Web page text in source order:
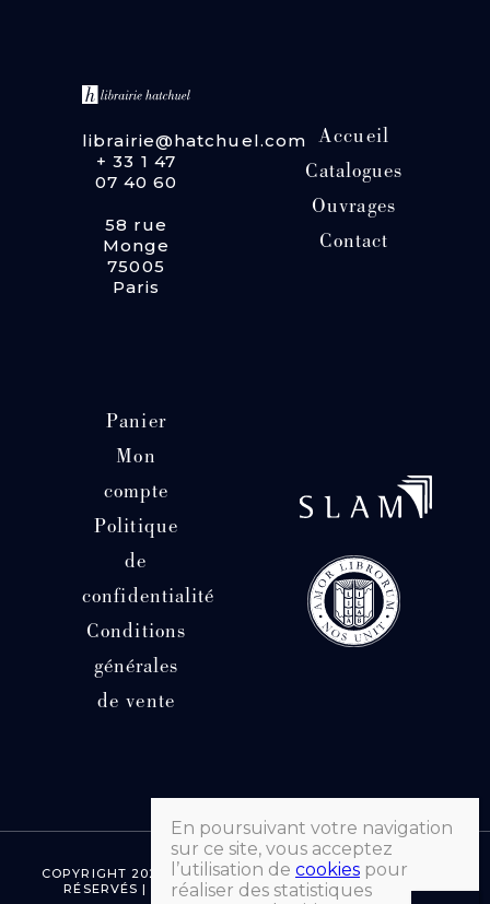
librairie@hatchuel.com
+ 33 1 47
07 40 60
58 rue
Monge
75005
Paris
Accueil
Catalogues
Ouvrages
Contact
Panier
Mon
compte
Politique
de
confidentialité
Conditions
générales
de vente
COPYRIGHT 2026 © LIBRAIRIE HATCHUEL | TOUS DROITS
RÉSERVÉS | FAIT AVEC ♡ PAR MORGANE SEVENET
En poursuivant votre navigation
sur ce site, vous acceptez
l’utilisation de cookies pour
réaliser des statistiques